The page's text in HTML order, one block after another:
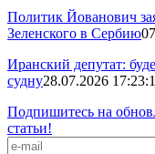
Политик Йованович
Зеленского в Сербию
Иранский депутат:
судну28.07.2026
Подпишитесь на
статьи!